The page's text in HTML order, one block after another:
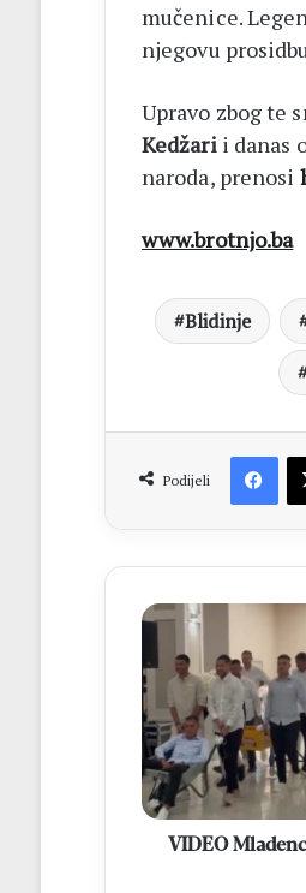
mučenice.
njegovu
Upravo zbog te
Kedžarii danas
naroda, prenosi
www.brotnjo.ba
Blidinje
Podijeli
VIDEO
Mladenci
na
dar
dobili
mješalicu
i
karijolu
VIDEO